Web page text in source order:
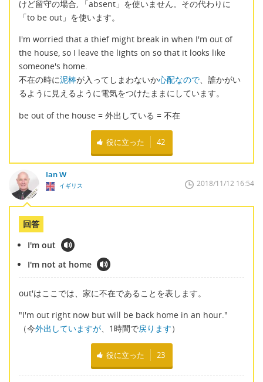
けど留守の場合, 「absent」を使いません。その代わりに
「to be out」を使います。
I'm worried that a thief might break in when I'm out of
the house, so I leave the lights on so that it looks like
someone's home.
不在の時に泥棒が入ってしまわないか心配なので、誰かがい
るように見えるように電気をつけたままにしています。
be out of the house = 外出している = 不在
役に立った 42
Ian W
イギリス 2018/11/12 16:54
回答
I'm out
I'm not at home
out'はここでは、家に不在であることを表します。
"I'm out right now but will be back home in an hour."
（今外出していますが、1時間で戻ります）
役に立った 23